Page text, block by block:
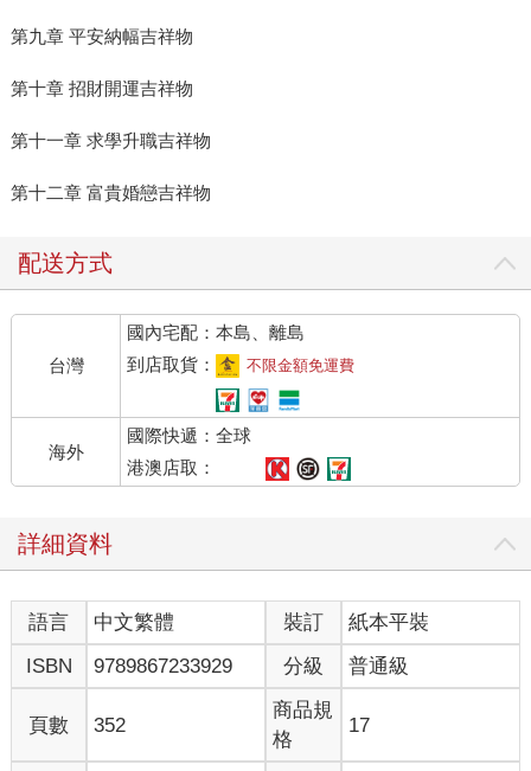
第九章 平安納幅吉祥物
第十章 招財開運吉祥物
第十一章 求學升職吉祥物
第十二章 富貴婚戀吉祥物
配送方式
台灣
國內宅配：本島、離島
到店取貨：
不限金額免運費
海外
國際快遞：全球
港澳店取：
詳細資料
語言 中文繁體 裝訂
紙本平裝
ISBN
9789867233929 分級 普通級
頁數 352
商品規
格
17